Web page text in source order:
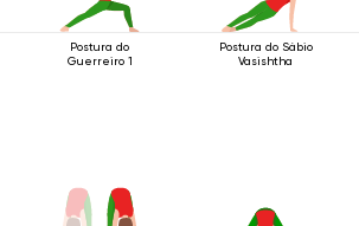
Postura do
Guerreiro 1
Postura do Sábio
Vasishtha